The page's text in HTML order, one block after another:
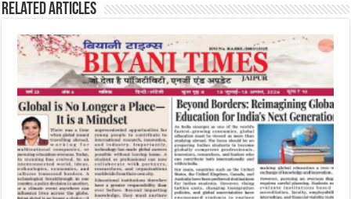
Related Articles